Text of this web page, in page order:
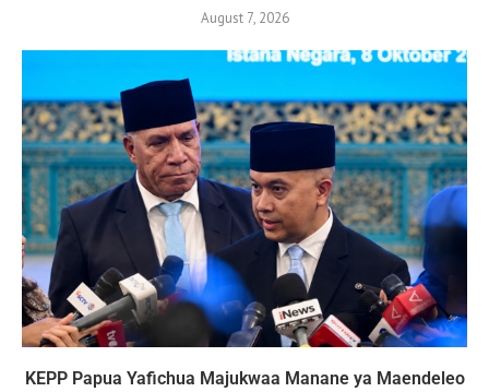
August 7, 2026
KEPP Papua Yafichua Majukwaa Manane ya Maendeleo